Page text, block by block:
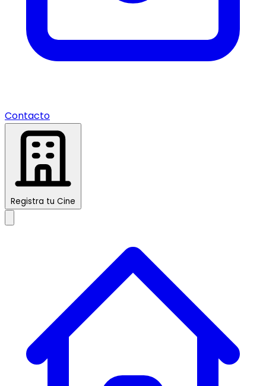
Contacto
Registra tu Cine